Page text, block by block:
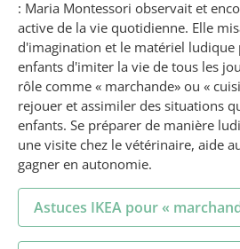
: Maria Montessori observait et
active de la vie quotidienne. Elle
d'imagination et le matériel ludique
enfants d'imiter la vie de tous les
rôle comme « marchande» ou «
rejouer et assimiler des situations
enfants. Se préparer de manière
une visite chez le vétérinaire, aide
gagner en autonomie.
Astuces IKEA pour «